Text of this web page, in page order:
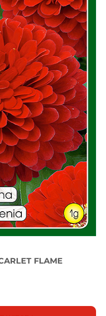
FLAME